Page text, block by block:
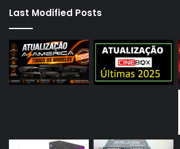
Last Modified Posts